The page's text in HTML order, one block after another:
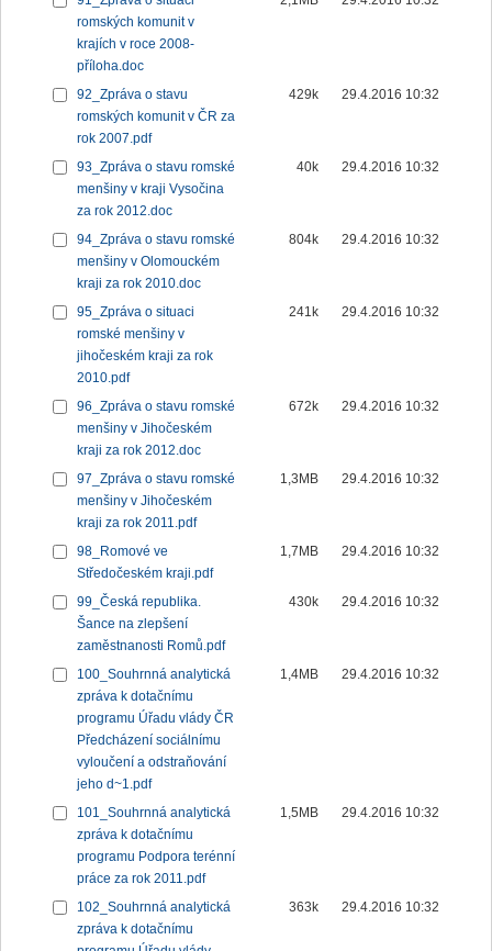
romských komunit v
krajích v roce 2008-
příloha.doc
92_Zpráva o stavu
romských komunit v ČR za
rok 2007.pdf
429k 29.4.2016 10:32
93_Zpráva o stavu romské
menšiny v kraji Vysočina
za rok 2012.doc
40k 29.4.2016 10:32
94_Zpráva o stavu romské
menšiny v Olomouckém
kraji za rok 2010.doc
804k 29.4.2016 10:32
95_Zpráva o situaci
romské menšiny v
jihočeském kraji za rok
2010.pdf
241k 29.4.2016 10:32
96_Zpráva o stavu romské
menšiny v Jihočeském
kraji za rok 2012.doc
672k 29.4.2016 10:32
97_Zpráva o stavu romské
menšiny v Jihočeském
kraji za rok 2011.pdf
1,3MB 29.4.2016 10:32
98_Romové ve
Středočeském kraji.pdf
1,7MB 29.4.2016 10:32
99_Česká republika.
Šance na zlepšení
zaměstnanosti Romů.pdf
430k 29.4.2016 10:32
100_Souhrnná analytická
zpráva k dotačnímu
programu Úřadu vlády ČR
Předcházení sociálnímu
vyloučení a odstraňování
jeho d~1.pdf
1,4MB 29.4.2016 10:32
101_Souhrnná analytická
zpráva k dotačnímu
programu Podpora terénní
práce za rok 2011.pdf
1,5MB 29.4.2016 10:32
102_Souhrnná analytická
zpráva k dotačnímu
363k 29.4.2016 10:32